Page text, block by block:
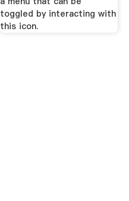
toggled by interacting with
this icon.